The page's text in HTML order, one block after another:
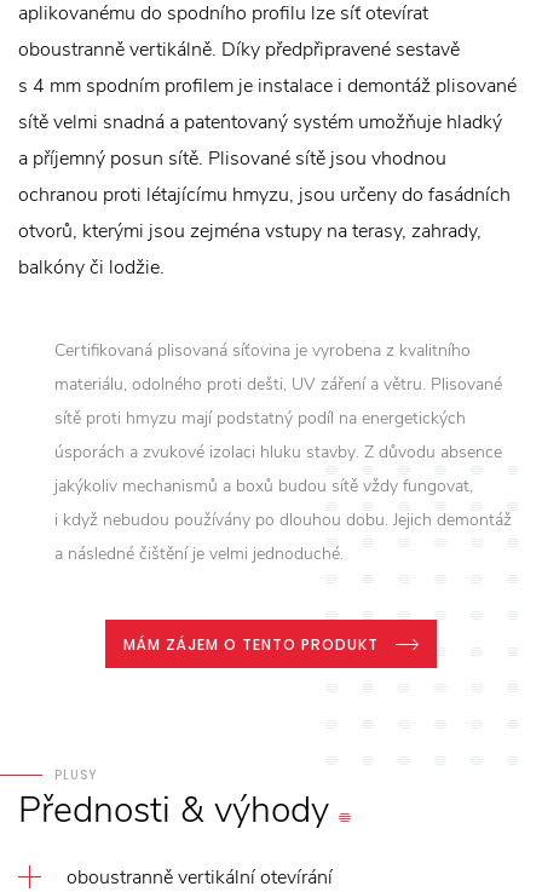
aplikovanému do spodního profilu lze síť otevírat
oboustranně vertikálně. Díky předpřipravené sestavě
s 4 mm spodním profilem je instalace i demontáž plisované
sítě velmi snadná a patentovaný systém umožňuje hladký
a příjemný posun sítě. Plisované sítě jsou vhodnou
ochranou proti létajícímu hmyzu, jsou určeny do fasádních
otvorů, kterými jsou zejména vstupy na terasy, zahrady,
balkóny či lodžie.
Certifikovaná plisovaná síťovina je vyrobena z kvalitního
materiálu, odolného proti dešti, UV záření a větru. Plisované
sítě proti hmyzu mají podstatný podíl na energetických
úsporách a zvukové izolaci hluku stavby. Z důvodu absence
jakýkoliv mechanismů a boxů budou sítě vždy fungovat,
i když nebudou používány po dlouhou dobu. Jejich demontáž
a následné čištění je velmi jednoduché.
MÁM ZÁJEM O TENTO PRODUKT
PLUSY
Přednosti &výhody
oboustranně vertikální otevírání